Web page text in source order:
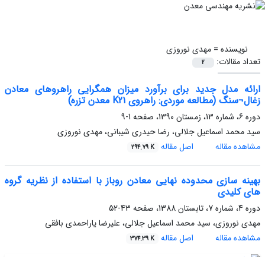
نویسنده =مهدی نوروزی
تعداد مقالات:
2
ارائه مدل جدید برای برآورد میزان همگرایی راهروهای معادن
زغال¬سنگ (مطالعه موردی: راهروی K21 معدن تزره)
دوره 6، شماره 13، زمستان 1390، صفحه
1-9
سید محمد اسماعیل جلالی، رضا حیدری شیبانی، مهدی نوروزی
مشاهده مقاله
اصل مقاله 294.79 K
بهینه سازی محدوده نهایی معادن روباز با استفاده از نظریه گروه
های کلیدی
دوره 4، شماره 7، تابستان 1388، صفحه
43-52
مهدی نوروزی، سید محمد اسماعیل جلالی، علیرضا یاراحمدی بافقی
مشاهده مقاله
اصل مقاله 374.39 K